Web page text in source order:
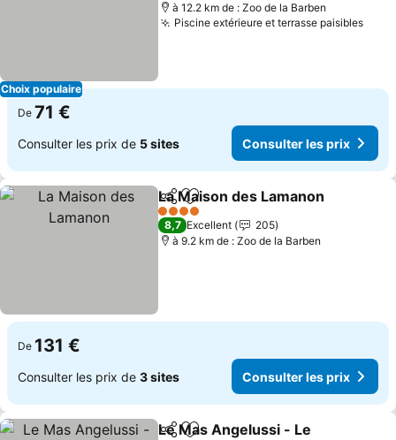
Choix populaire
à 12.2 km de : Zoo de la Barben
Piscine extérieure et terrasse paisibles
De 71 €
Consulter les prix de 5 sites Consulter les prix
PartagerAjouter à mes favoris
La Maison des Lamanon
4 Étoiles
8,7 Excellent
205
à 9.2 km de : Zoo de la Barben
De 131 €
Consulter les prix de 3 sites Consulter les prix
Le Mas Angelussi - Le